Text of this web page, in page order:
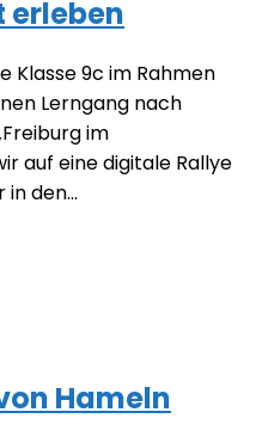
erleben
Klasse 9c im Rahmen
Lerngang nach
im
auf eine digitale Rallye
den...
Hameln